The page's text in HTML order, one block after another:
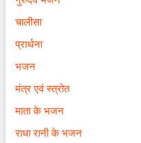
चालीसा
प्रार्थना
भजन
मंत्र एवं स्त्रोत
माता के भजन
राधा रानी के भजन